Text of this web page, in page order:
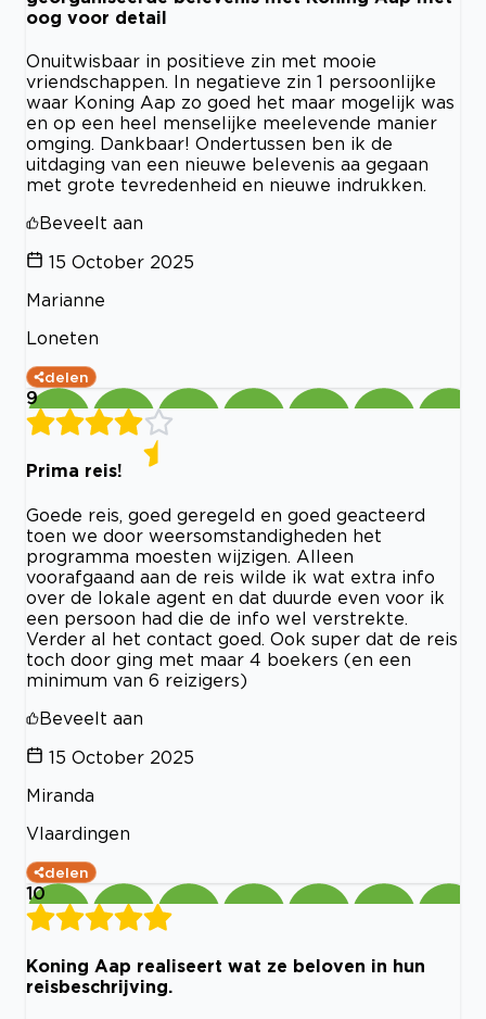
oog voor detail
Onuitwisbaar in positieve zin met mooie
vriendschappen. In negatieve zin 1 persoonlijke
waar Koning Aap zo goed het maar mogelijk was
en op een heel menselijke meelevende manier
omging. Dankbaar! Ondertussen ben ik de
uitdaging van een nieuwe belevenis aa gegaan
met grote tevredenheid en nieuwe indrukken.
Beveelt aan
15 October 2025
Marianne
Loneten
delen
9
Prima reis!
Goede reis, goed geregeld en goed geacteerd
toen we door weersomstandigheden het
programma moesten wijzigen. Alleen
voorafgaand aan de reis wilde ik wat extra info
over de lokale agent en dat duurde even voor ik
een persoon had die de info wel verstrekte.
Verder al het contact goed. Ook super dat de reis
toch door ging met maar 4 boekers (en een
minimum van 6 reizigers)
Beveelt aan
15 October 2025
Miranda
Vlaardingen
delen
10
Koning Aap realiseert wat ze beloven in hun
reisbeschrijving.